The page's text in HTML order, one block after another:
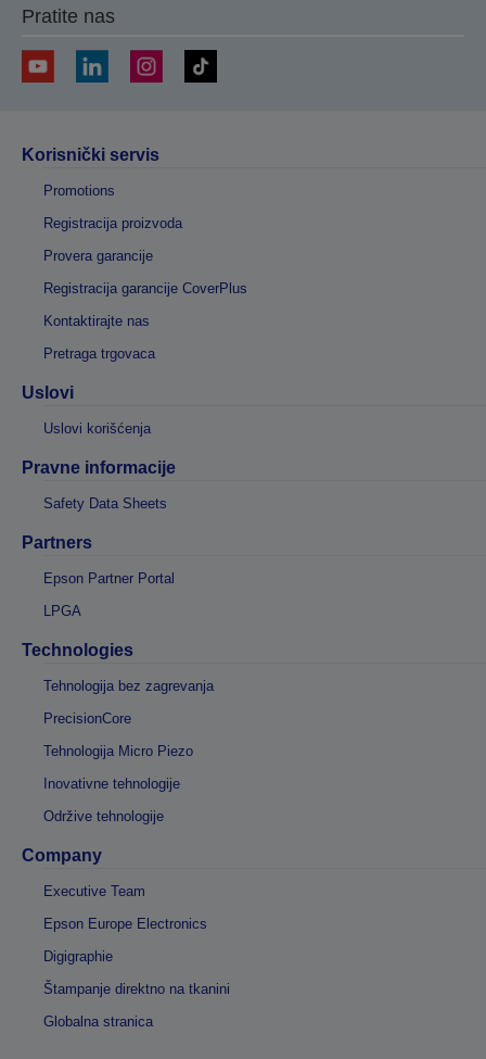
Pratite nas
Korisnički servis
Promotions
Registracija proizvoda
Provera garancije
Registracija garancije CoverPlus
Kontaktirajte nas
Pretraga trgovaca
Uslovi
Uslovi korišćenja
Pravne informacije
Safety Data Sheets
Partners
Epson Partner Portal
LPGA
Technologies
Tehnologija bez zagrevanja
PrecisionCore
Tehnologija Micro Piezo
Inovativne tehnologije
Održive tehnologije
Company
Executive Team
Epson Europe Electronics
Digigraphie
Štampanje direktno na tkanini
Globalna stranica